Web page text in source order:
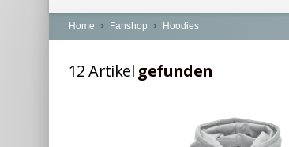
Home Fanshop Hoodies
12Artikel gefunden